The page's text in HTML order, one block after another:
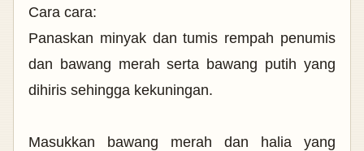
Cara cara:
Panaskan minyak dan tumis rempah penumis
dan bawang merah serta bawang putih yang
dihiris sehingga kekuningan.
Masukkan bawang merah dan halia yang